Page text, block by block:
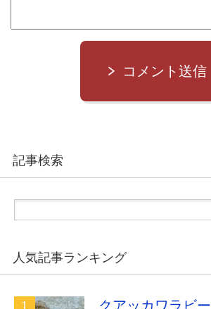
コメント送信
記事検索
人気記事ランキング
クアッカワラビ